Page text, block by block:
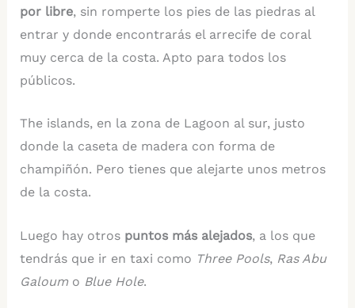
por libre, sin romperte los pies de las piedras al
entrar y donde encontrarás el arrecife de coral
muy cerca de la costa. Apto para todos los
públicos.
The islands, en la zona de Lagoon al sur, justo
donde la caseta de madera con forma de
champiñón. Pero tienes que alejarte unos metros
de la costa.
Luego hay otros puntos más alejados, a los que
tendrás que ir en taxi como Three Pools, Ras Abu
Galoum o Blue Hole.